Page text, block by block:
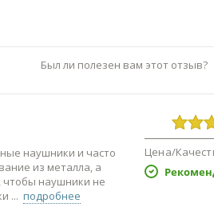
Был ли полезен вам этот отзыв?
наушники и часто
из металла, а
чтобы наушники не
подробнее
Цена/